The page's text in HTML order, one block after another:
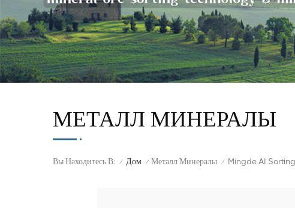
МЕТАЛЛ МИНЕРАЛЫ
Вы Находитесь В: / Дом / Металл Минералы /